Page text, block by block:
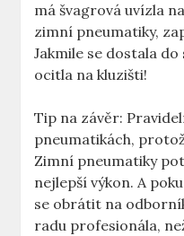
má švagrová uvízla
zimní pneumatiky,
Jakmile se dostala
ocitla na kluzišti!
Tip na závěr:
pneumatikách,
Zimní pneumatiky
nejlepší výkon. A
se obrátit na
radu profesionála,